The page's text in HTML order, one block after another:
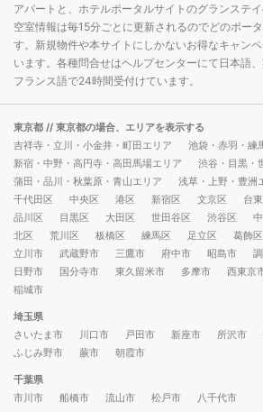
アパートと、ホテルポータルサイトのグランステイ
空室情報は毎15分ごとに更新されるのでどのポー
す。新規物件や本サイトにしかないお得なキャン
います。各種問合せはヘルプセンターにて日本語、
フランス語で24時間受付けています。
東京都 // 東京都の場合、エリアを表示する
吉祥寺・立川・小金井・町田エリア
池袋・赤羽・練
新宿・中野・高円寺・高田馬場エリア
渋谷・目黒・
蒲田・品川・秋葉原・青山エリア
浅草・上野・豊洲
千代田区
中央区 港区 新宿区 文京区 台
品川区
目黒区 大田区 世田谷区 渋谷区
北区
荒川区 板橋区 練馬区 足立区 葛飾区
立川市
武蔵野市 三鷹市 府中市 昭島市
日野市
国分寺市 東久留米市 多摩市 西東京
稲城市
埼玉県
さいたま市
川口市 戸田市 新座市 所沢市
ふじみ野市
蕨市 朝霞市
千葉県
市川市
船橋市 流山市 松戸市 八千代市